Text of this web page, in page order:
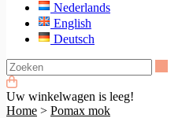
Nederlands
English
Deutsch
Uw winkelwagen is leeg!
Home > Pomax mok